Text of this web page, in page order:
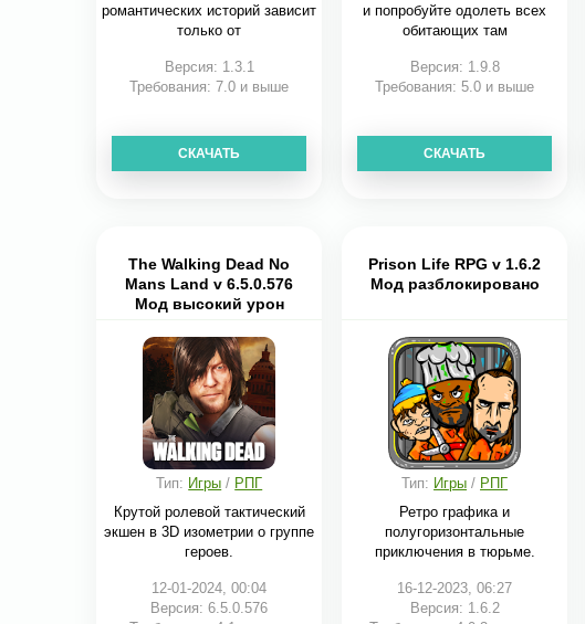
романтических историй зависит
только от
Версия: 1.3.1
Требования: 7.0 и выше
СКАЧАТЬ
и попробуйте одолеть всех
обитающих там
Версия: 1.9.8
Требования: 5.0 и выше
СКАЧАТЬ
The Walking Dead No
Mans Land v 6.5.0.576
Мод высокий урон
Тип: Игры / РПГ
Крутой ролевой тактический
экшен в 3D изометрии о группе
героев.
12-01-2024, 00:04
Версия: 6.5.0.576
Prison Life RPG v 1.6.2
Мод разблокировано
Тип: Игры / РПГ
Ретро графика и
полугоризонтальные
приключения в тюрьме.
16-12-2023, 06:27
Версия: 1.6.2